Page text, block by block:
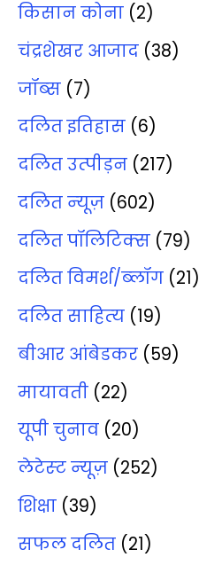
किसान कोना (2)
चंद्रशेखर आजाद (38)
जॉब्‍स (7)
दलित इतिहास (6)
दलित उत्‍पीड़न (217)
दलित न्‍यूज़ (602)
दलित पॉलिटिक्‍स (79)
दलित विमर्श/ब्‍लॉग (21)
दलित साहित्‍य (19)
बीआर आंबेडकर (59)
मायावती (22)
यूपी चुनाव (20)
लेटेस्‍ट न्‍यूज़ (252)
शिक्षा (39)
सफल दलित (21)